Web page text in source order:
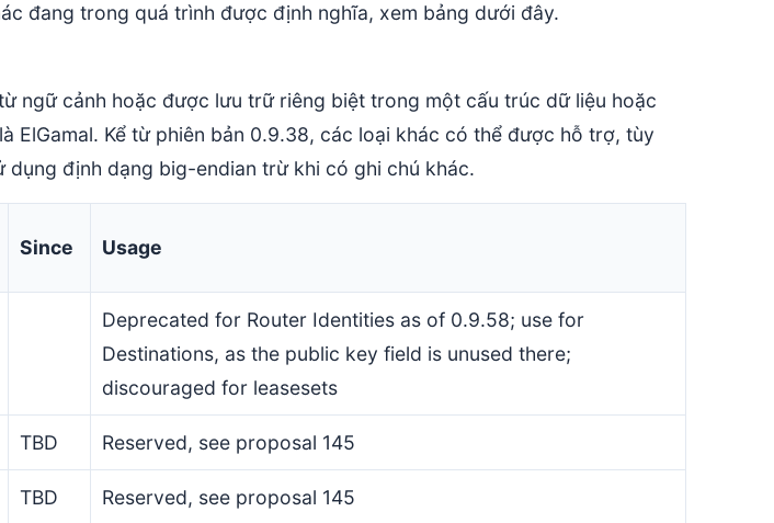
đang trong quá trình được định nghĩa, xem bảng dưới đây.
ngữ cảnh hoặc được lưu trữ riêng biệt trong một cấu trúc dữ liệu hoặc
ElGamal. Kể từ phiên bản 0.9.38, các loại khác có thể được hỗ trợ, tùy
dụng định dạng big-endian trừ khi có ghi chú khác.
Since Usage
Deprecated for Router Identities as of 0.9.58; use for
Destinations, as the public key field is unused there;
discouraged for leasesets
TBD Reserved, see proposal 145
TBD Reserved, see proposal 145